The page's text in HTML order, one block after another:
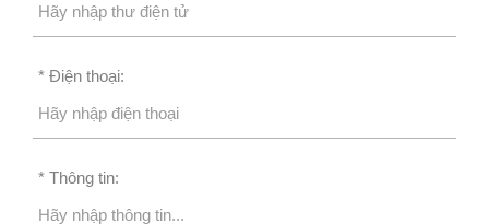
* Điện thoại:
* Thông tin: